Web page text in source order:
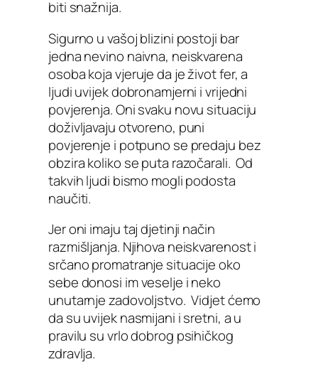
biti snažnija.
Sigurno u vašoj blizini postoji bar
jedna nevino naivna, neiskvarena
osoba koja vjeruje da je život fer, a
ljudi uvijek dobronamjerni i vrijedni
povjerenja. Oni svaku novu situaciju
doživljavaju otvoreno, puni
povjerenje i potpuno se predaju bez
obzira koliko se puta razočarali. Od
takvih ljudi bismo mogli podosta
naučiti.
Jer oni imaju taj djetinji način
razmišljanja. Njihova neiskvarenost i
srčano promatranje situacije oko
sebe donosi im veselje i neko
unutarnje zadovoljstvo. Vidjet ćemo
da su uvijek nasmijani i sretni, a u
pravilu su vrlo dobrog psihičkog
zdravlja.